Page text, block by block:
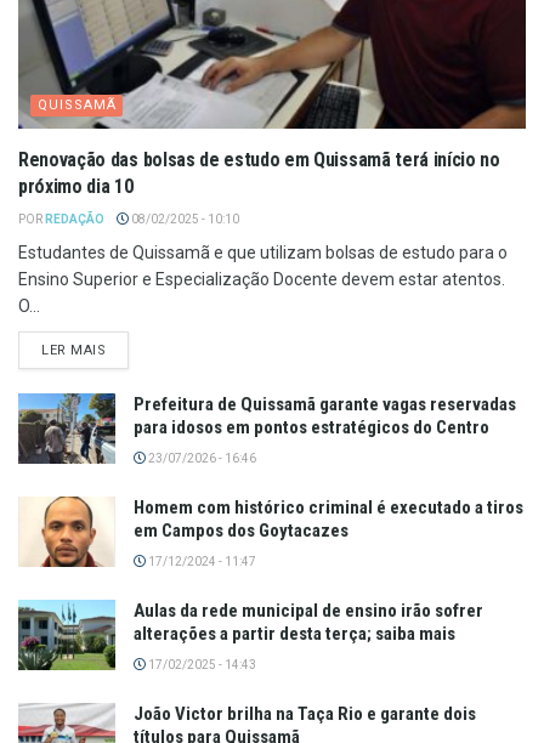
QUISSAMÃ
Renovação das bolsas de estudo em Quissamã terá início no
próximo dia 10
POR REDAÇÃO 08/02/2025 - 10:10
Estudantes de Quissamã e que utilizam bolsas de estudo para o
Ensino Superior e Especialização Docente devem estar atentos.
O...
LER MAIS
Prefeitura de Quissamã garante vagas reservadas
para idosos em pontos estratégicos do Centro
23/07/2026 - 16:46
Homem com histórico criminal é executado a tiros
em Campos dos Goytacazes
17/12/2024 - 11:47
Aulas da rede municipal de ensino irão sofrer
alterações a partir desta terça; saiba mais
17/02/2025 - 14:43
João Victor brilha na Taça Rio e garante dois
títulos para Quissamã